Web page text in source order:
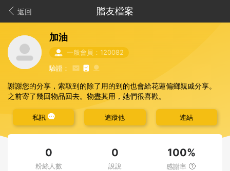
返回 贈友檔案
加油
一般會員：120082
驗證：
謝謝您的分享，索取到的除了用的到的也會給花蓮偏鄉親戚分享。
之前寄了幾回物品回去。物盡其用，她們很喜歡。
私訊 追蹤他 連結
0
粉絲人數
0
說說
100%
感謝率